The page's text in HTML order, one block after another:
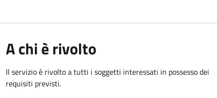
A chi è rivolto
Il servizio è rivolto a tutti i soggetti interessati in possesso dei
requisiti previsti.